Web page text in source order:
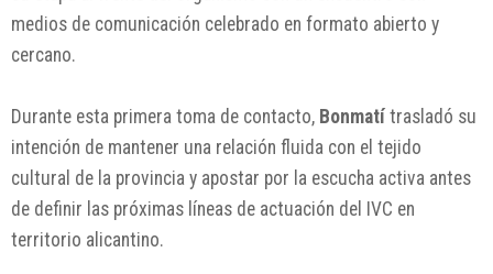
medios de comunicación celebrado en formato abierto y
cercano.
Durante esta primera toma de contacto, Bonmatí trasladó su
intención de mantener una relación fluida con el tejido
cultural de la provincia y apostar por la escucha activa antes
de definir las próximas líneas de actuación del IVC en
territorio alicantino.